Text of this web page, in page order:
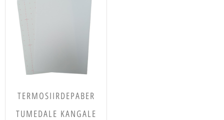
LISA KORVI
TERMOSIIRDEPABER
TUMEDALE KANGALE